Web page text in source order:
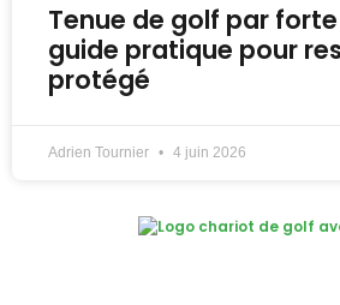
Tenue de golf par
guide pratique pour
protégé
Adrien Tournier 4 juin 2026